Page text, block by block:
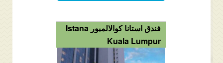
فندق استانا كوالالمبور Istana
Kuala Lumpur